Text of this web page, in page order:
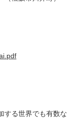
する世界でも有数な